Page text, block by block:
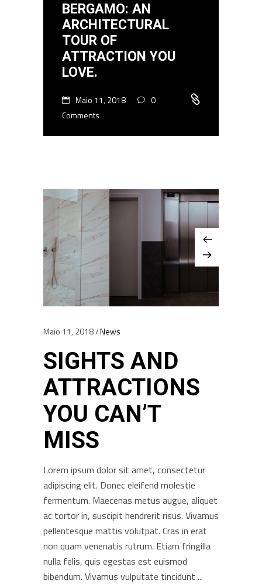
BERGAMO: AN
ARCHITECTURAL
TOUR OF
ATTRACTION YOU
LOVE.
Maio 11, 2018
0
Comments
Maio 11, 2018 News
SIGHTS AND
ATTRACTIONS
YOU CAN’T
MISS
Lorem ipsum dolor sit amet, consectetur
adipiscing elit. Donec eleifend molestie
fermentum. Maecenas metus augue, aliquet
ac tortor in, suscipit hendrerit risus. Vivamus
pellentesque mattis volutpat. Cras in erat
non quam venenatis rutrum. Etiam fringilla
nulla felis, quis egestas est euismod
bibendum. Vivamus vulputate tincidunt